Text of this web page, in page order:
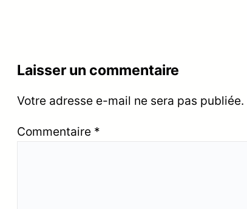
Laisser un commentaire
Votre adresse e-mail ne sera pas publiée.
Commentaire *